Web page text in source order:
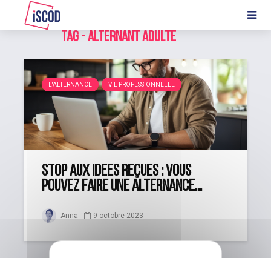
Tag - alternant adulte
L'ALTERNANCE VIE PROFESSIONNELLE
Stop aux idées reçues : vous
pouvez faire une alternance...
Anna 9 octobre 2023